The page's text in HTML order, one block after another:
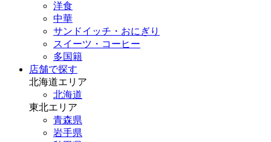
洋食
中華
サンドイッチ・おにぎり
スイーツ・コーヒー
多国籍
店舗で探す
北海道エリア
北海道
東北エリア
青森県
岩手県